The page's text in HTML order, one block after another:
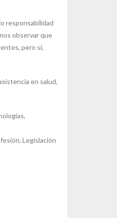
responsabilidad
observar que
pero sí,
en salud,
Legislación